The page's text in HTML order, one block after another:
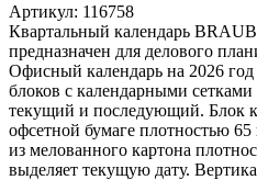
Артикул: 116758
Квартальный календарь
предназначен для делового
Офисный календарь на 2026 год
блоков с календарными
текущий и последующий. Блок
офсетной бумаге плотностью
из мелованного картона
выделяет текущую дату.